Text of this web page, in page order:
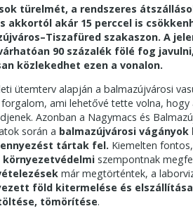
türelmét, a rendszeres
akkortól akár 15 perccel is
szakaszon. A
90 százalék fölé fog
közlekedhet ezen a vonalon.
ütemterv alapján a balmazújvárosi
ami lehetővé tette volna,
Azonban a Nagymacs és
során a balmazújvárosi
tártak fel. Kiemelten
környezetvédelmi szempontnak
már megtörténtek, a
föld kitermelése és elszállítása
tömörítése.